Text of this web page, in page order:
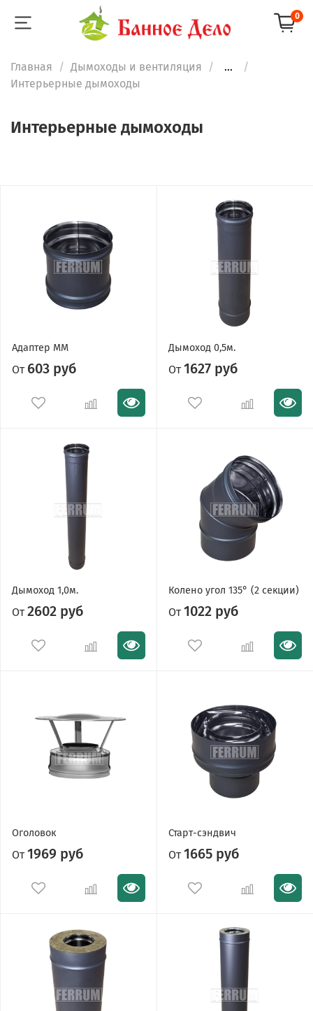
0
Главная Дымоходы и вентиляция
...
Интерьерные дымоходы
Интерьерные дымоходы
Адаптер ММ
От 603 руб
Дымоход 0,5м.
От 1627 руб
Дымоход 1,0м.
От 2602 руб
Колено угол 135° (2 секции)
От 1022 руб
Оголовок
От 1969 руб
Старт-сэндвич
От 1665 руб